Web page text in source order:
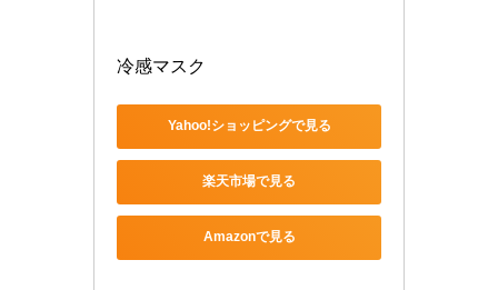
冷感マスク
Yahoo!ショッピングで見る
楽天市場で見る
Amazonで見る